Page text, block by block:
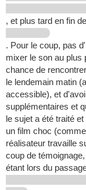
, et plus tard en fin
. Pour le coup, pas
mixer le son au plus
chance de
le lendemain matin
accessible), et
supplémentaires et
le sujet a été traité
un film choc
réalisateur travaille
coup de
étant lors du